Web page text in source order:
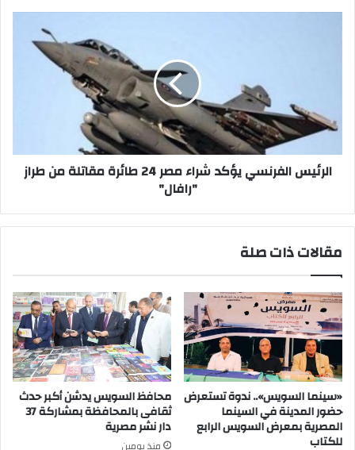
لـ
طائرة
مقاتلة
من
طراز
"رافال"
الرئيس الفرنسي يؤكد شراء مصر 24 طائرة مقاتلة من طراز
"رافال"
مقالات ذات صلة
«سينما السويس».. ندوة تستعرض
حضور المدينة في السينما
المصرية بمعرض السويس الرابع
للكتاب
محافظ السويس يدشن أكبر حدث
ثقافى بالمحافظة بمشاركة 37
دار نشر مصرية
منذ يومين